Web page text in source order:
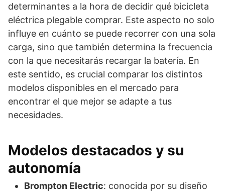
determinantes a la hora de decidir qué bicicleta
eléctrica plegable comprar. Este aspecto no solo
influye en cuánto se puede recorrer con una sola
carga, sino que también determina la frecuencia
con la que necesitarás recargar la batería. En
este sentido, es crucial comparar los distintos
modelos disponibles en el mercado para
encontrar el que mejor se adapte a tus
necesidades.
Modelos destacados y su
autonomía
Brompton Electric: conocida por su diseño